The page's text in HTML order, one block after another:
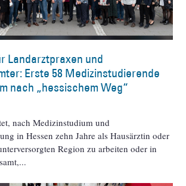
Landarztpraxen und
Erste 58 Medizinstudierende
nach „hessischem Weg“
nach Medizinstudium und
in Hessen zehn Jahre als Hausärztin oder
Region zu arbeiten oder in